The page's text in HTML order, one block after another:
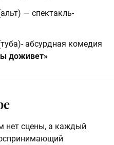
— спектакль-
абсурдная комедия
доживет»
нет сцены, а каждый